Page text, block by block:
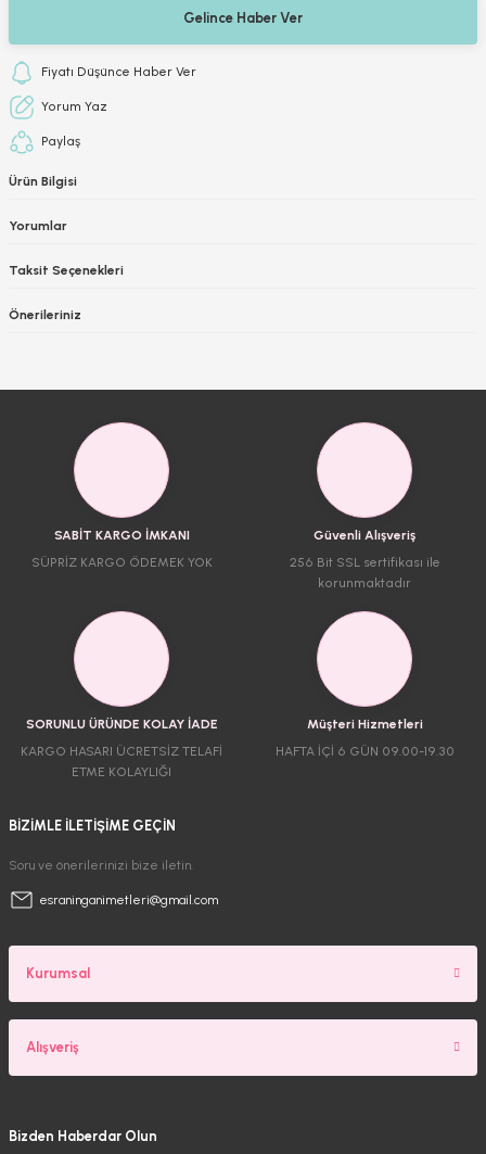
Gelince Haber Ver
Fiyatı Düşünce Haber Ver
Yorum Yaz
Paylaş
Ürün Bilgisi
Yorumlar
Taksit Seçenekleri
Önerileriniz
SABİT KARGO İMKANI
SÜPRİZ KARGO ÖDEMEK YOK
Güvenli Alışveriş
256 Bit SSL sertifikası ile
korunmaktadır
SORUNLU ÜRÜNDE KOLAY İADE
KARGO HASARI ÜCRETSİZ TELAFİ
ETME KOLAYLIĞI
Müşteri Hizmetleri
HAFTA İÇİ 6 GÜN 09.00-19.30
BİZİMLE İLETİŞİME GEÇİN
Soru ve önerilerinizi bize iletin.
esraninganimetleri@gmail.com
Kurumsal
Alışveriş
Bizden Haberdar Olun